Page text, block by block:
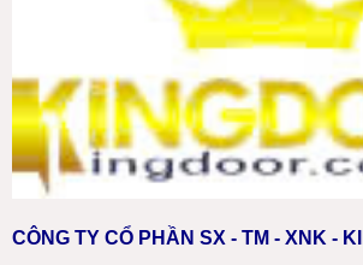
CÔNG TY CỔ PHẦN SX - TM - XNK -